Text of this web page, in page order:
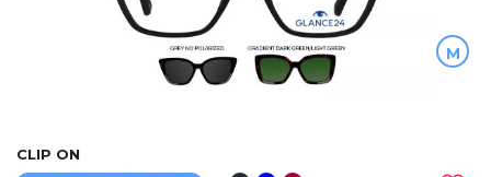
M
CLIP ON